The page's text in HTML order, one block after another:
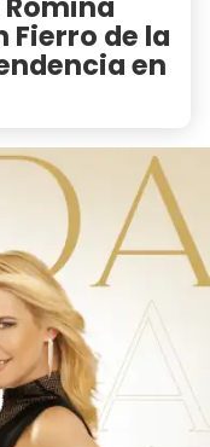
Fierro de la
en